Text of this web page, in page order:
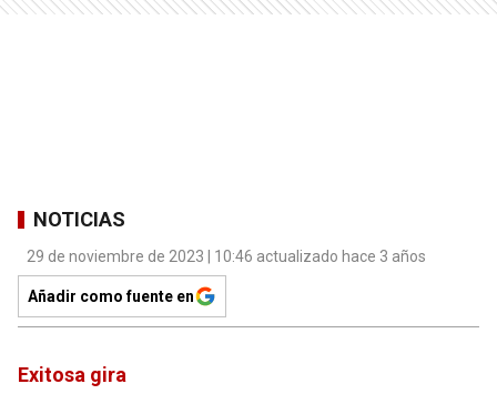
NOTICIAS
29 de noviembre de 2023 | 10:46 actualizado hace 3 años
Añadir como fuente en
Exitosa gira